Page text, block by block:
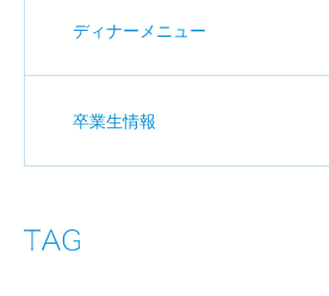
ディナーメニュー
卒業生情報